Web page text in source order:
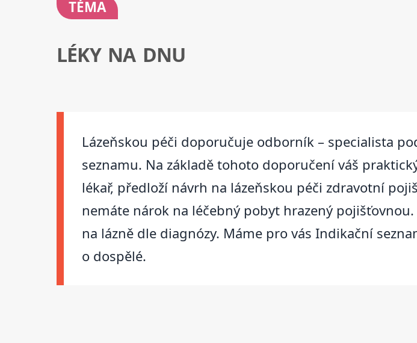
TÉMA
LÉKY NA DNU
Lázeňskou péči doporučuje odborník – specialista
seznamu. Na základě tohoto doporučení váš
lékař, předloží návrh na lázeňskou péči zdravotní
nemáte nárok na léčebný pobyt hrazený
na lázně dle diagnózy. Máme pro vás Indikační
o dospělé.